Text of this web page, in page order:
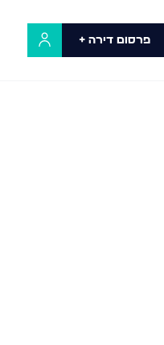
פרסום דירה +